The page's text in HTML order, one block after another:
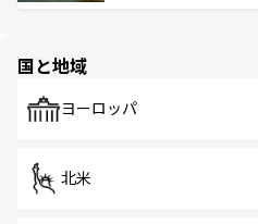
で、ホーカーズは地元
国と地域
ヨーロッパ
北米